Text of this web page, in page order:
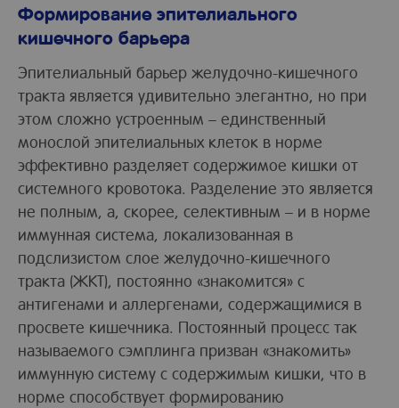
Формирование эпителиального
кишечного барьера
Эпителиальный барьер желудочно-кишечного
тракта является удивительно элегантно, но при
этом сложно устроенным – единственный
монослой эпителиальных клеток в норме
эффективно разделяет содержимое кишки от
системного кровотока. Разделение это является
не полным, а, скорее, селективным – и в норме
иммунная система, локализованная в
подслизистом слое желудочно-кишечного
тракта (ЖКТ), постоянно «знакомится» с
антигенами и аллергенами, содержащимися в
просвете кишечника. Постоянный процесс так
называемого сэмплинга призван «знакомить»
иммунную систему с содержимым кишки, что в
норме способствует формированию